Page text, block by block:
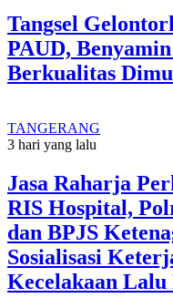
Tangsel
PAUD,
Berkualitas
TANGERANG
3 hari yang lalu
Jasa Raharja
RIS Hospital,
dan BPJS
Sosialisasi
Kecelakaan Lalu